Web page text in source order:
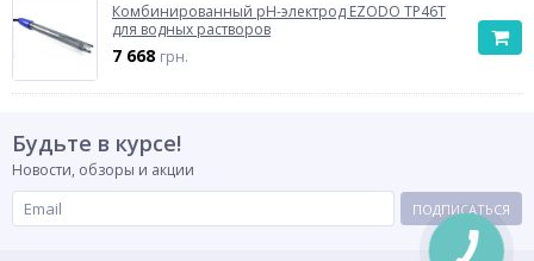
Комбинированный рН-электрод EZODO TP46Т
для водных растворов
7 668 грн.
Будьте в курсе!
Новости, обзоры и акции
ПОДПИСАТЬСЯ